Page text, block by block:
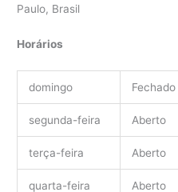
Paulo, Brasil
Horários
domingo Fechado
segunda-feira Aberto
terça-feira Aberto
quarta-feira Aberto